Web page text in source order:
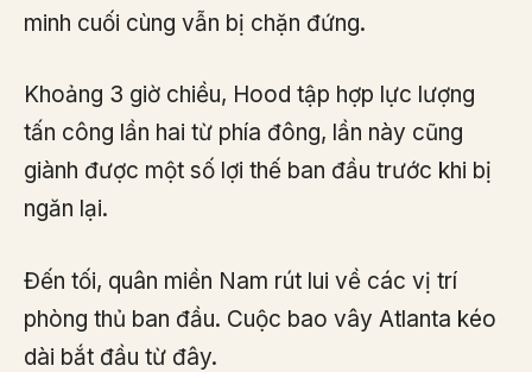
minh cuối cùng vẫn bị chặn đứng.
Khoảng 3 giờ chiều, Hood tập hợp lực lượng
tấn công lần hai từ phía đông, lần này cũng
giành được một số lợi thế ban đầu trước khi bị
ngăn lại.
Đến tối, quân miền Nam rút lui về các vị trí
phòng thủ ban đầu. Cuộc bao vây Atlanta kéo
dài bắt đầu từ đây.